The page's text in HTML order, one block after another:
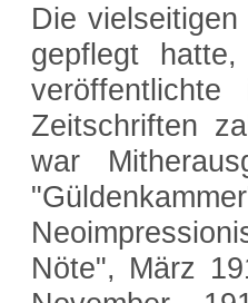
Die
gepflegt
Zeitschriften
war
Nöte", März